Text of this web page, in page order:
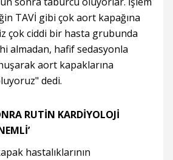
TAVİ gibi çok aort kapağına
çok ciddi bir hasta grubunda
almadan, hafif sedasyonla
aort kapaklarına
dedi.
RUTİN KARDİYOLOJİ
hastalıklarının